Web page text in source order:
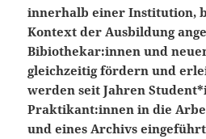
innerhalb einer Institution,
Kontext der Ausbildung
Bibiothekar:innen und
gleichzeitig fördern und
werden seit Jahren
Praktikant:innen in die
und eines Archivs